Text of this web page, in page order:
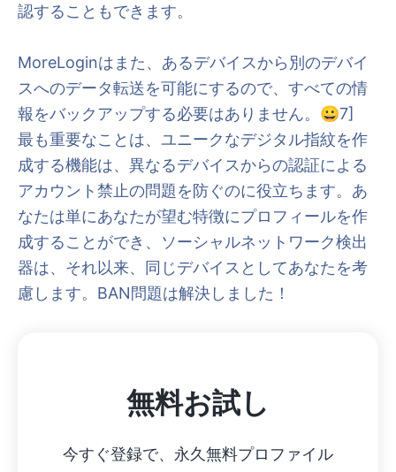
認することもできます。
MoreLoginはまた、あるデバイスから別のデバイ
スへのデータ転送を可能にするので、すべての情
報をバックアップする必要はありません。😀7]
最も重要なことは、ユニークなデジタル指紋を作
成する機能は、異なるデバイスからの認証による
アカウント禁止の問題を防ぐのに役立ちます。あ
なたは単にあなたが望む特徴にプロフィールを作
成することができ、ソーシャルネットワーク検出
器は、それ以来、同じデバイスとしてあなたを考
慮します。BAN問題は解決しました！
無料お試し
今すぐ登録で、永久無料プロファイル